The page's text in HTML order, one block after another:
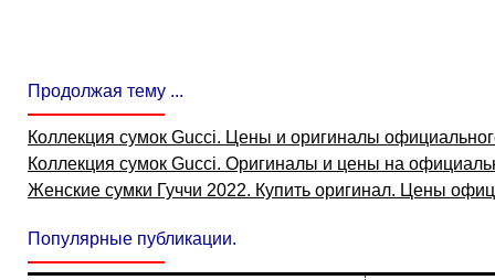
Продолжая тему ...
Коллекция сумок Gucci. Цены и оригиналы
Коллекция сумок Gucci. Оригиналы и цены на
Женские сумки Гуччи 2022. Купить оригинал. Цены
Популярные публикации.